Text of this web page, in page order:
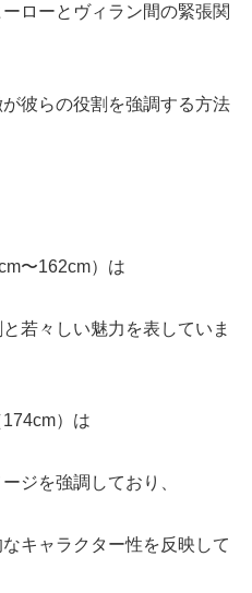
ローとヴィラン間の緊張関
彼らの役割を強調する方法
〜162cm）は
若々しい魅力を表していま
）は
ジを強調しており、
キャラクター性を反映して